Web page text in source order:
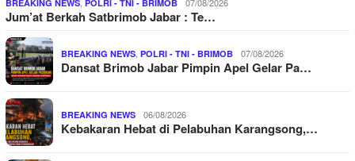
BREAKING NEWS, POLRI - TNI - BRIMOB 07/08/2026
Jum’at Berkah Satbrimob Jabar : Te…
BREAKING NEWS, POLRI - TNI - BRIMOB 07/08/2026
Dansat Brimob Jabar Pimpin Apel Gelar Pa…
BREAKING NEWS 06/08/2026
Kebakaran Hebat di Pelabuhan Karangsong,…